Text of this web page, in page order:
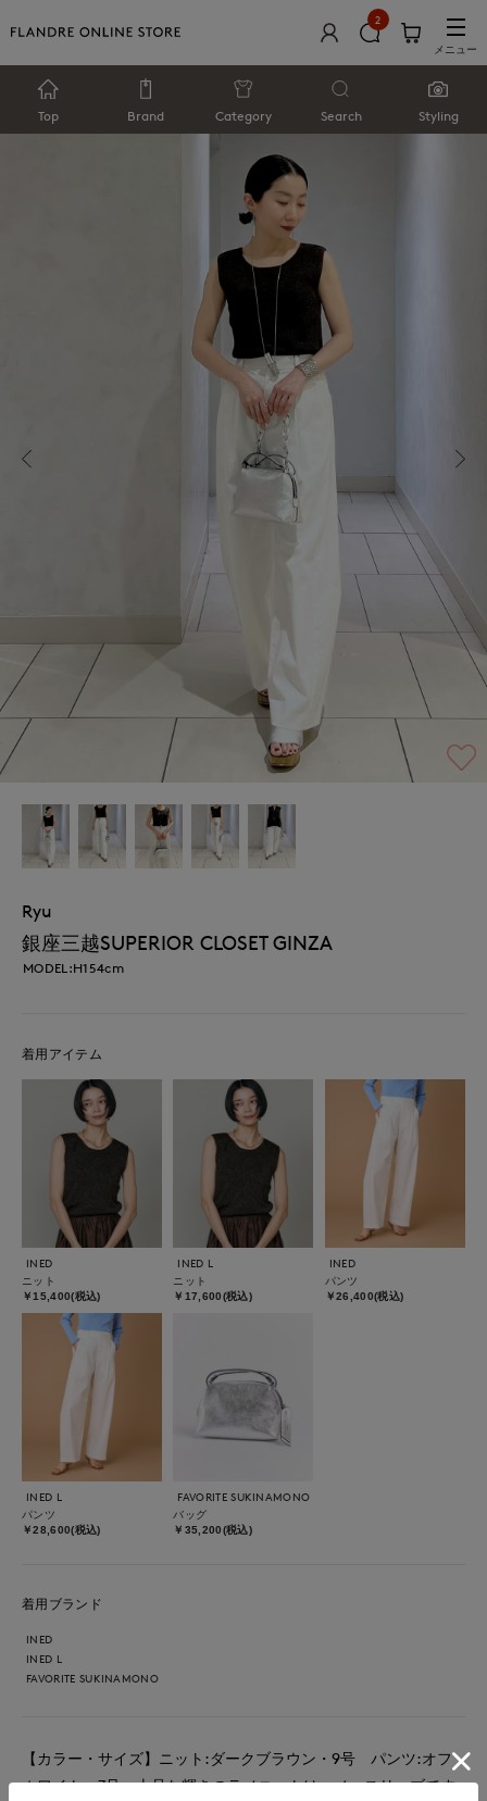
2
メニュー
Top Brand Category Search Styling
Ryu
銀座三越SUPERIOR CLOSET GINZA
MODEL:H154cm
着用アイテム
INED
ニット
￥15,400(税込)
INED L
ニット
￥17,600(税込)
INED
パンツ
￥26,400(税込)
INED L
パンツ
￥28,600(税込)
FAVORITE SUKINAMONO
バッグ
￥35,200(税込)
着用ブランド
INED
INED L
FAVORITE SUKINAMONO
【カラー・サイズ】ニット:ダークブラウン・9号 パンツ:オフ
ホワイト・7号 上品な輝きのラメニットは、ノースリーブです